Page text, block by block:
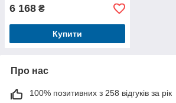
6 168 ₴
Купити
Про нас
100% позитивних з 258 відгуків за рік